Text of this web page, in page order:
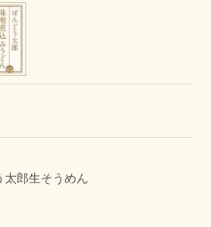
太郎生そうめん